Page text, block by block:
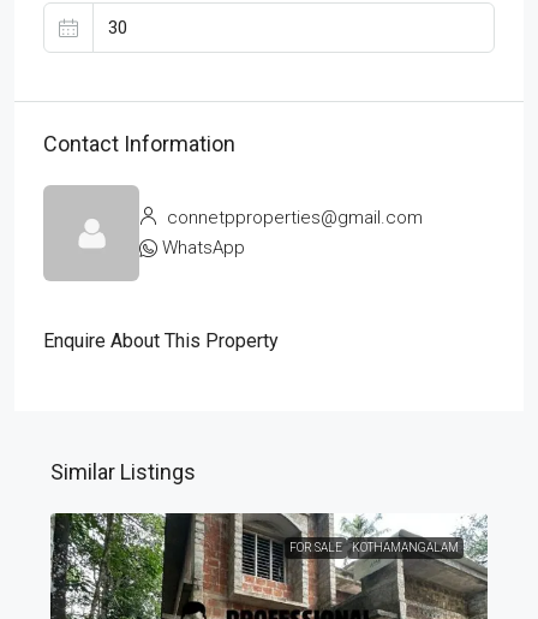
Contact Information
connetpproperties@gmail.com
WhatsApp
Enquire About This Property
Similar Listings
FOR SALE KOTHAMANGALAM